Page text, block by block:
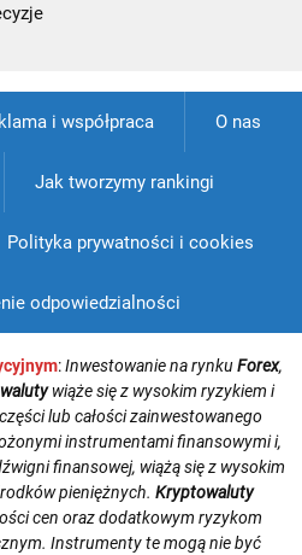
i współpraca O nas
Jak tworzymy rankingi
Polityka prywatności i cookies
odpowiedzialności
:Inwestowanie na rynkuForex,
wiąże się z wysokim ryzykiem i
lub całości zainwestowanego
instrumentami finansowymi i,
finansowej, wiążą się z wysokim
pieniężnych. Kryptowaluty
cen oraz dodatkowym ryzykom
Instrumenty te mogą nie być